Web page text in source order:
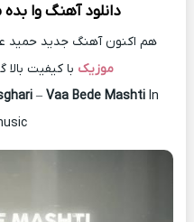
دانلود آهنگ وا
هم اکنون آهنگ جدید حمید
موزیک با کیفیت
– Vaa Bede Mashti In